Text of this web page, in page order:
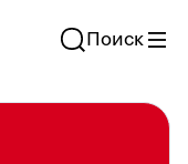
Поиск